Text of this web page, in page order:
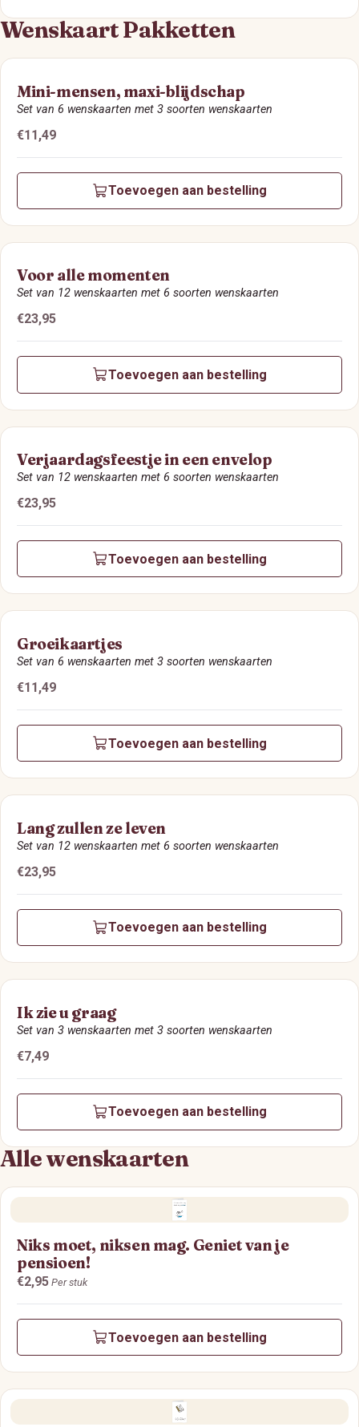
Wenskaart Pakketten
Mini-mensen, maxi-blijdschap
Set van 6 wenskaarten met 3 soorten wenskaarten
Prijs:
€11,49
Toevoegen aan bestelling
Voor alle momenten
Set van 12 wenskaarten met 6 soorten wenskaarten
Prijs:
€23,95
Toevoegen aan bestelling
Verjaardagsfeestje in een envelop
Set van 12 wenskaarten met 6 soorten wenskaarten
Prijs:
€23,95
Toevoegen aan bestelling
Groeikaartjes
Set van 6 wenskaarten met 3 soorten wenskaarten
Prijs:
€11,49
Toevoegen aan bestelling
Lang zullen ze leven
Set van 12 wenskaarten met 6 soorten wenskaarten
Prijs:
€23,95
Toevoegen aan bestelling
Ik zie u graag
Set van 3 wenskaarten met 3 soorten wenskaarten
Prijs:
€7,49
Toevoegen aan bestelling
Alle wenskaarten
Niks moet, niksen mag. Geniet van je
pensioen!
Prijs:
€2,95 Per stuk
Toevoegen aan bestelling